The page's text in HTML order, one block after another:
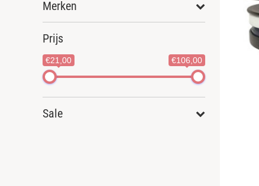
Merken
Prijs
€21,00 €106,00
Sale